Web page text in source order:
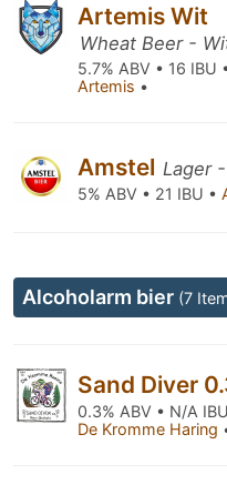
Artemis Wit
Wheat Beer -
5.7% ABV • 16 IBU
Artemis •
Amstel Lager
5% ABV • 21 IBU •
Alcoholarm bier (7
Sand Diver
0.3% ABV • N/A
De Kromme Haring